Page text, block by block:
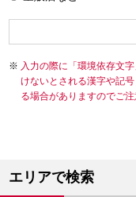
入力の際に「環境依存文
けないとされる漢字や記
る場合がありますのでご注
エリアで検索